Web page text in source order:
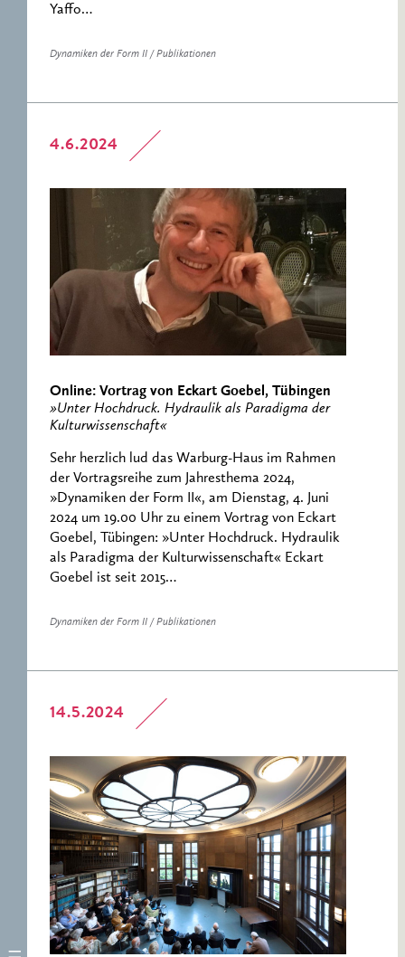
Yaffo…
Dynamiken der Form II / Publikationen
4.6.2024
Online: Vortrag von Eckart Goebel, Tübingen
»Unter Hochdruck. Hydraulik als Paradigma der
Kulturwissenschaft«
Sehr herzlich lud das Warburg-Haus im Rahmen
der Vortragsreihe zum Jahresthema 2024,
»Dynamiken der Form II«, am Dienstag, 4. Juni
2024 um 19.00 Uhr zu einem Vortrag von Eckart
Goebel, Tübingen: »Unter Hochdruck. Hydraulik
als Paradigma der Kulturwissenschaft« Eckart
Goebel ist seit 2015…
Dynamiken der Form II / Publikationen
14.5.2024